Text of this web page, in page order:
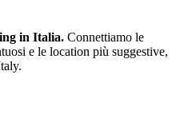
in Italia. Connettiamo le
e le location più suggestive,